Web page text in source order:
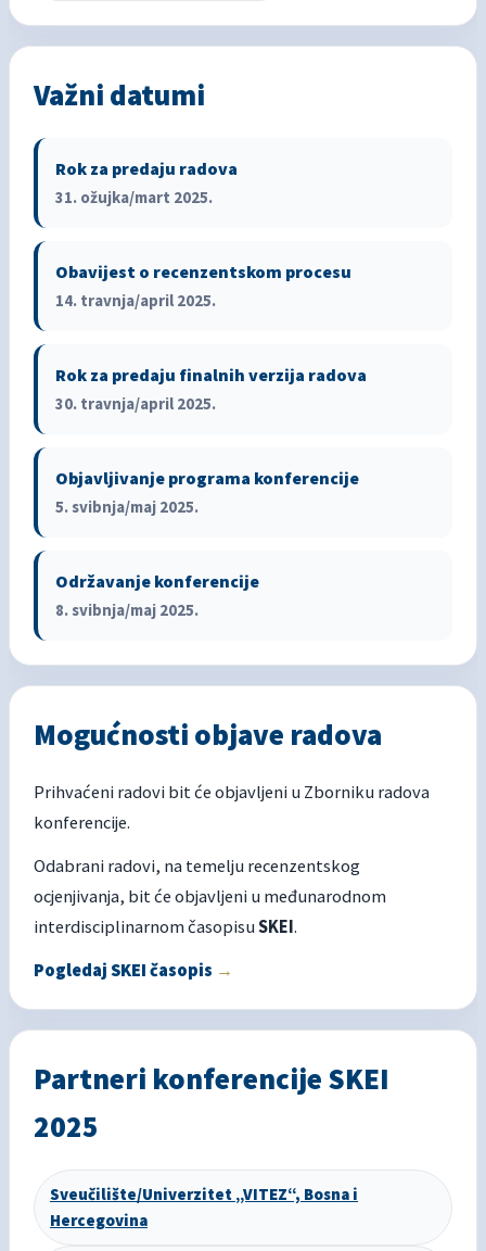
Važni datumi
Rok za predaju radova
31. ožujka/mart 2025.
Obavijest o recenzentskom procesu
14. travnja/april 2025.
Rok za predaju finalnih verzija radova
30. travnja/april 2025.
Objavljivanje programa konferencije
5. svibnja/maj 2025.
Održavanje konferencije
8. svibnja/maj 2025.
Mogućnosti objave radova
Prihvaćeni radovi bit će objavljeni u Zborniku radova
konferencije.
Odabrani radovi, na temelju recenzentskog
ocjenjivanja, bit će objavljeni u međunarodnom
interdisciplinarnom časopisuSKEI.
Pogledaj SKEI časopis
Partneri konferencije SKEI
2025
Sveučilište/Univerzitet „VITEZ“, Bosna i
Hercegovina